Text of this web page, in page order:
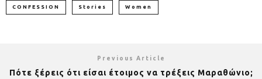
CONFESSION Stories Women
Previous Article
Πότε ξέρεις ότι είσαι έτοιμος να τρέξεις Μαραθώνιο;